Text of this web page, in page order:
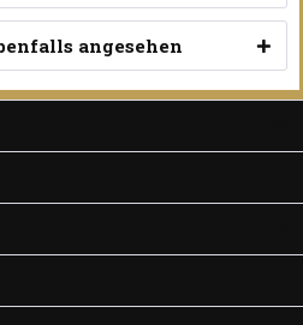
angesehen